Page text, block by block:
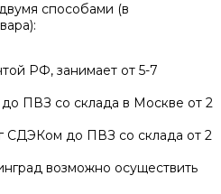
способами (в
РФ, занимает от 5-7
ПВЗ со склада в Москве от 2
СДЭКом до ПВЗ со склада от 2
возможно осуществить